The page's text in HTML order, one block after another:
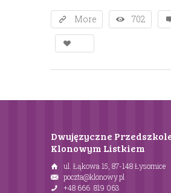
More 702
Dwujęzyczne
Klonowym Listkiem
ul. Łąkowa 15, 87-148 Łysomice
poczta@klonowy.pl
+48 666 819 063